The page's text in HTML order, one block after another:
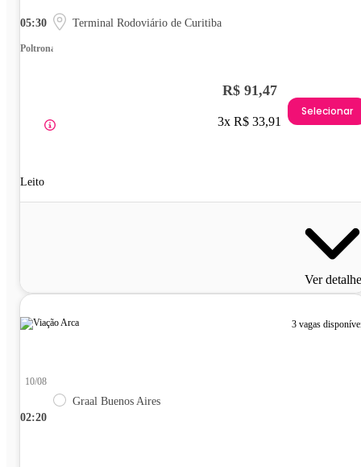
05:30 Terminal Rodoviário de Curitiba
Poltrona
Leito
R$ 91,47
3x R$ 33,91
Selecionar
Ver
3 vagas
02:20
10/08
Graal Buenos Aires